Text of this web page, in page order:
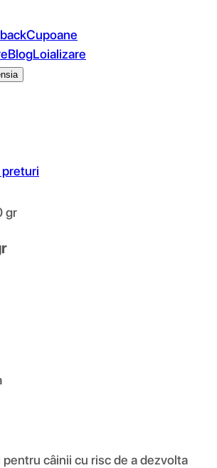
Cupoane
BlogLoializare
gr
câinii cu risc de a dezvolta